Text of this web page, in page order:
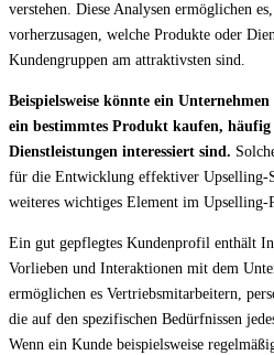
verstehen. Diese Analysen ermöglichen
vorherzusagen, welche Produkte oder
Kundengruppen am attraktivsten sind.
Beispielsweise könnte ein
ein bestimmtes Produkt kaufen, häufig
Dienstleistungen interessiert sind.
für die Entwicklung effektiver Upselling-
weiteres wichtiges Element im Upselling-
Ein gut gepflegtes Kundenprofil enthält
Vorlieben und Interaktionen mit dem
ermöglichen es Vertriebsmitarbeitern,
die auf den spezifischen Bedürfnissen
Wenn ein Kunde beispielsweise